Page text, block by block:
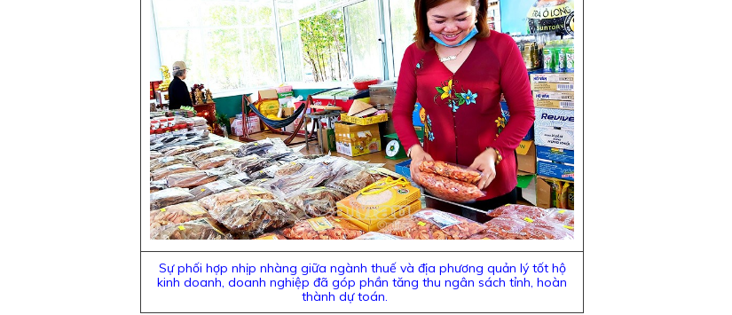
Sự phối hợp nhịp nhàng giữa ngành thuế và địa phương quản lý tốt hộ
kinh doanh, doanh nghiệp đã góp phần tăng thu ngân sách tỉnh, hoàn
thành dự toán.